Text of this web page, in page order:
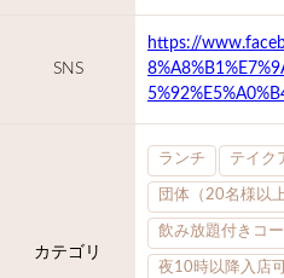
SNS
https://
カテゴリ
ランチ テイク
団体（20名様以上
飲み放題付きコ
夜10時以降入店可